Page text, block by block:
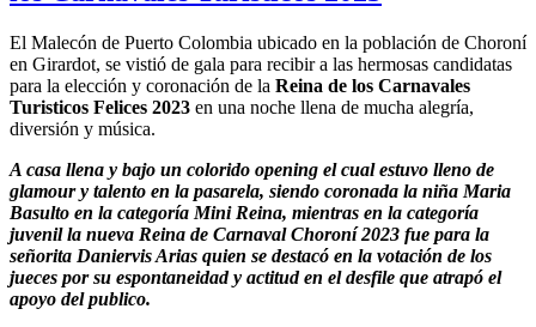
El Malecón de Puerto Colombia ubicado en la población de Choroní
en Girardot, se vistió de gala para recibir a las hermosas candidatas
para la elección y coronación de la Reina de los Carnavales
Turisticos Felices 2023 en una noche llena de mucha alegría,
diversión y música.
A casa llena y bajo un colorido opening el cual estuvo lleno de
glamour y talento en la pasarela, siendo coronada la niña Maria
Basulto en la categoría Mini Reina, mientras en la categoría
juvenil la nueva Reina de Carnaval Choroní 2023 fue para la
señorita Daniervis Arias quien se destacó en la votación de los
jueces por su espontaneidad y actitud en el desfile que atrapó el
apoyo del publico.